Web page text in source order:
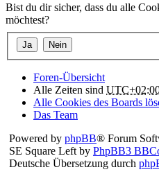
Bist du dir sicher, dass du alle
möchtest?
Foren-Übersicht
Alle Zeiten sind
Alle Cookies des Boards
Das Team
Powered by phpBB® Forum
SE Square Left by PhpBB3
Deutsche Übersetzung durch